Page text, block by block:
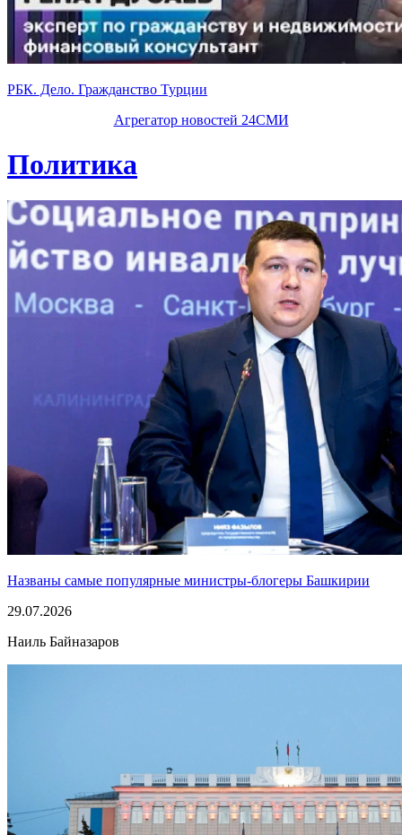
РБК. Дело. Гражданство Турции
Агрегатор новостей 24СМИ
Политика
Названы самые популярные министры-блогеры Башкирии
29.07.2026
Наиль Байназаров